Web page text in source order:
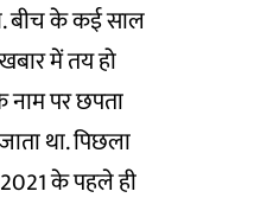
बीच के कई साल
में तय हो
पर छपता
था. पिछला
के पहले ही